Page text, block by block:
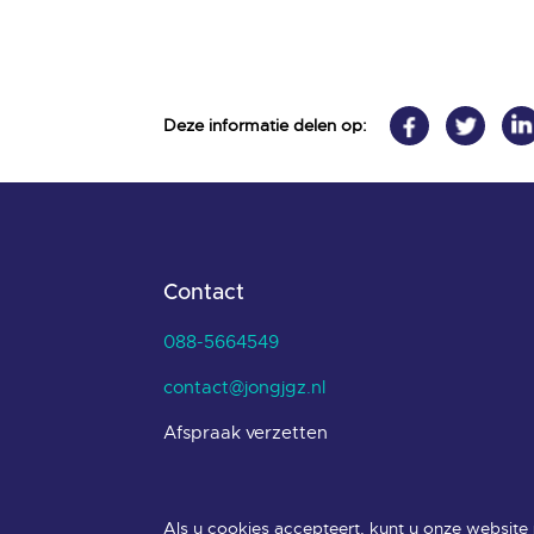
Deze informatie delen op:
Contact
088-5664549
contact@jongjgz.nl
Afspraak verzetten
Als u cookies accepteert, kunt u onze